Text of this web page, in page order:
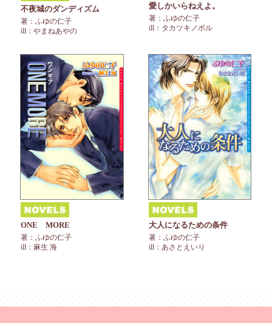
不夜城のダンディズム
著：ふゆの仁子
ill：やまねあやの
愛しかいらねえよ。
著：ふゆの仁子
ill：タカツキノボル
ONE MORE
著：ふゆの仁子
ill：麻生 海
大人になるための条件
著：ふゆの仁子
ill：あさとえいり